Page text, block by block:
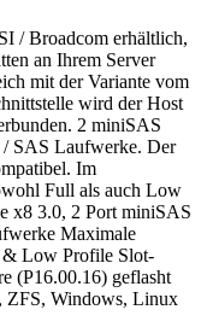
/ Broadcom erhältlich,
an Ihrem Server
mit der Variante vom
wird der Host
2 miniSAS
/ SAS Laufwerke. Der
Im
Full als auch Low
x8 3.0, 2 Port miniSAS
Maximale
& Low Profile Slot-
(P16.00.16) geflasht
ZFS, Windows, Linux